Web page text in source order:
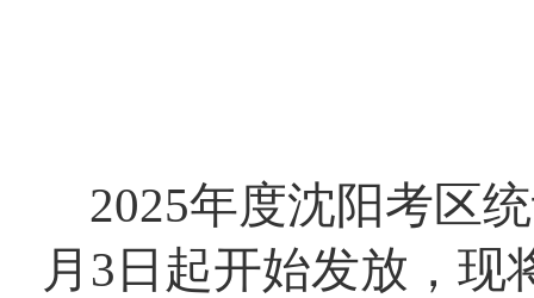
2025年度沈阳考区
月3日起开始发放，现